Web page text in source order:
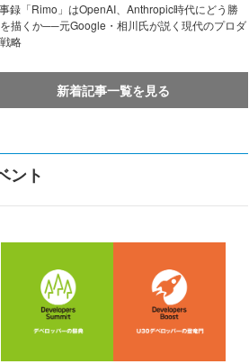
録「Rimo」はOpenAI、Anthropic時代にどう勝
描くか──元Google・相川氏が説く現代のプロダ
略
新着記事一覧を見る
ント